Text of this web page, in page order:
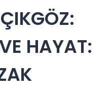
HAYAT: